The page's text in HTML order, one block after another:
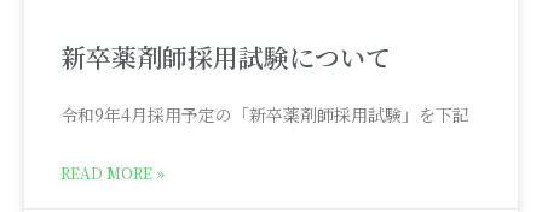
新卒薬剤師採用試験について
令和9年4月採用予定の「新卒薬剤師採用試験」を下記
READ MORE »